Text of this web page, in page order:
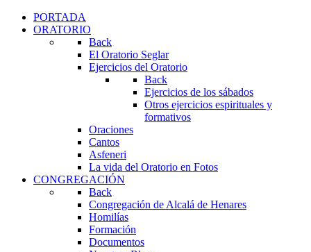
PORTADA
ORATORIO
Back
El Oratorio Seglar
Ejercicios del Oratorio
Back
Ejercicios de los sábados
Otros ejercicios espirituales y
formativos
Oraciones
Cantos
Asfeneri
La vida del Oratorio en Fotos
CONGREGACIÓN
Back
Congregación de Alcalá de Henares
Homilías
Formación
Documentos